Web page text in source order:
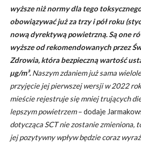
wyższe niż normy dla tego
obowiązywać już za trzy i pół roku
nową dyrektywą powietrzną. Są one
wyższe od rekomendowanych przez
Zdrowia, która bezpieczną wartość
µg/m³. Naszym zdaniem już sama
przyjęcie jej pierwszej wersji w 2022
mieście rejestruje się mniej trujących
lepszym powietrzem– dodaje
dotycząca SCT nie zostanie zmieniona,
jej pozytywny wpływ będzie coraz